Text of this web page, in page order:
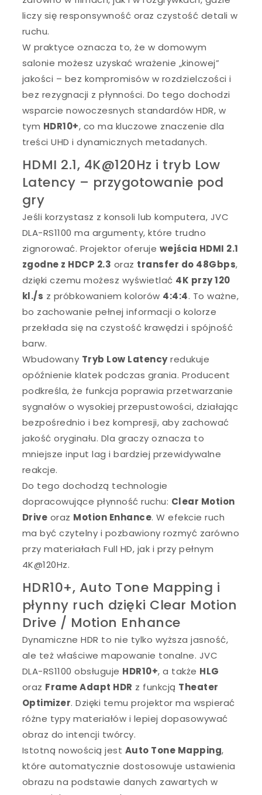
liczy się responsywność oraz czystość detali w
ruchu.
W praktyce oznacza to, że w domowym
salonie możesz uzyskać wrażenie „kinowej”
jakości – bez kompromisów w rozdzielczości i
bez rezygnacji z płynności. Do tego dochodzi
wsparcie nowoczesnych standardów HDR, w
tym HDR10+, co ma kluczowe znaczenie dla
treści UHD i dynamicznych metadanych.
HDMI 2.1, 4K@120Hz i tryb Low
Latency – przygotowanie pod
gry
Jeśli korzystasz z konsoli lub komputera, JVC
DLA-RS1100 ma argumenty, które trudno
zignorować. Projektor oferuje wejścia HDMI 2.1
zgodne z HDCP 2.3 oraz transfer do 48Gbps,
dzięki czemu możesz wyświetlać 4K przy 120
kl./s z próbkowaniem kolorów 4:4:4. To ważne,
bo zachowanie pełnej informacji o kolorze
przekłada się na czystość krawędzi i spójność
barw.
Wbudowany Tryb Low Latencyredukuje
opóźnienie klatek podczas grania. Producent
podkreśla, że funkcja poprawia przetwarzanie
sygnałów o wysokiej przepustowości, działając
bezpośrednio i bez kompresji, aby zachować
jakość oryginału. Dla graczy oznacza to
mniejsze input lag i bardziej przewidywalne
reakcje.
Do tego dochodzą technologie
dopracowujące płynność ruchu: Clear Motion
Drive oraz Motion Enhance. W efekcie ruch
ma być czytelny i pozbawiony rozmyć zarówno
przy materiałach Full HD, jak i przy pełnym
4K@120Hz.
HDR10+, Auto Tone Mapping i
płynny ruch dzięki Clear Motion
Drive / Motion Enhance
Dynamiczne HDR to nie tylko wyższa jasność,
ale też właściwe mapowanie tonalne. JVC
DLA-RS1100 obsługuje HDR10+, a także HLG
oraz Frame Adapt HDR z funkcją Theater
Optimizer. Dzięki temu projektor ma wspierać
różne typy materiałów i lepiej dopasowywać
obraz do intencji twórcy.
Istotną nowością jest Auto Tone Mapping,
które automatycznie dostosowuje ustawienia
obrazu na podstawie danych zawartych w